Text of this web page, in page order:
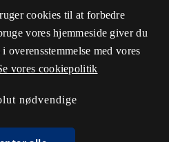
cookies til at forbedre
vores hjemmeside giver du
overensstemmelse med vores
vores cookiepolitik
nødvendige